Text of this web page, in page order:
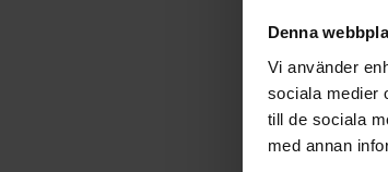
Denna
Vi använder
sociala medier
till de sociala
med annan